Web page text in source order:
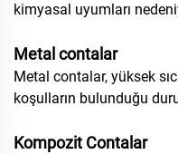
kimyasal uyumları
Metal contalar
Metal contalar, yüksek
koşulların bulunduğu
Kompozit Contalar